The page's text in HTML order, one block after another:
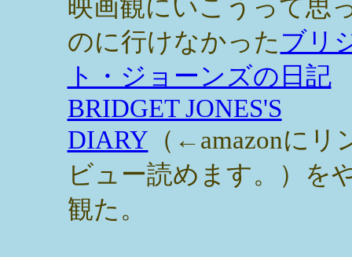
映画観にいこうって思
のに行けなかった ブリ
ト・ジョーンズの日記
BRIDGET JONES'S
DIARY （←amazonにリ
ビュー読めます。）を
観た。